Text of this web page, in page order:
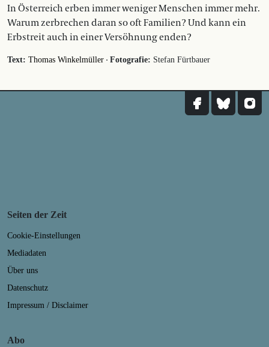
In Österreich erben immer weniger Menschen immer mehr.
Warum zerbrechen daran so oft Familien? Und kann ein
Erbstreit auch in einer Versöhnung enden?
Text: Thomas Winkelmüller · Fotografie: Stefan Fürtbauer
Seiten der Zeit
Cookie-Einstellungen
Mediadaten
Über uns
Datenschutz
Impressum / Disclaimer
Abo